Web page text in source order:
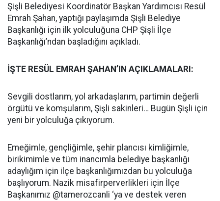
Şişli Belediyesi Koordinatör Başkan Yardımcısı Resül
Emrah Şahan, yaptığı paylaşımda Şişli Belediye
Başkanlığı için ilk yolculuğuna CHP Şişli İlçe
Başkanlığı’ndan başladığını açıkladı.
İŞTE RESÜL EMRAH ŞAHAN’IN AÇIKLAMALARI:
Sevgili dostlarım, yol arkadaşlarım, partimin değerli
örgütü ve komşularım, Şişli sakinleri… Bugün Şişli için
yeni bir yolculuğa çıkıyorum.
Emeğimle, gençliğimle, şehir plancısı kimliğimle,
birikimimle ve tüm inancımla belediye başkanlığı
adaylığım için ilçe başkanlığımızdan bu yolculuğa
başlıyorum. Nazik misafirperverlikleri için İlçe
Başkanımız @tamerozcanli ‘ya ve destek veren